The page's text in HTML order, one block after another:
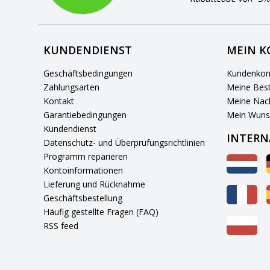
KUNDENDIENST
Geschäftsbedingungen
Zahlungsarten
Kontakt
Garantiebedingungen
Kundendienst
Datenschutz- und Überprüfungsrichtlinien
Programm reparieren
Kontoinformationen
Lieferung und Rücknahme
Geschäftsbestellung
Häufig gestellte Fragen (FAQ)
RSS feed
MEIN
Meine
Meine
Mein